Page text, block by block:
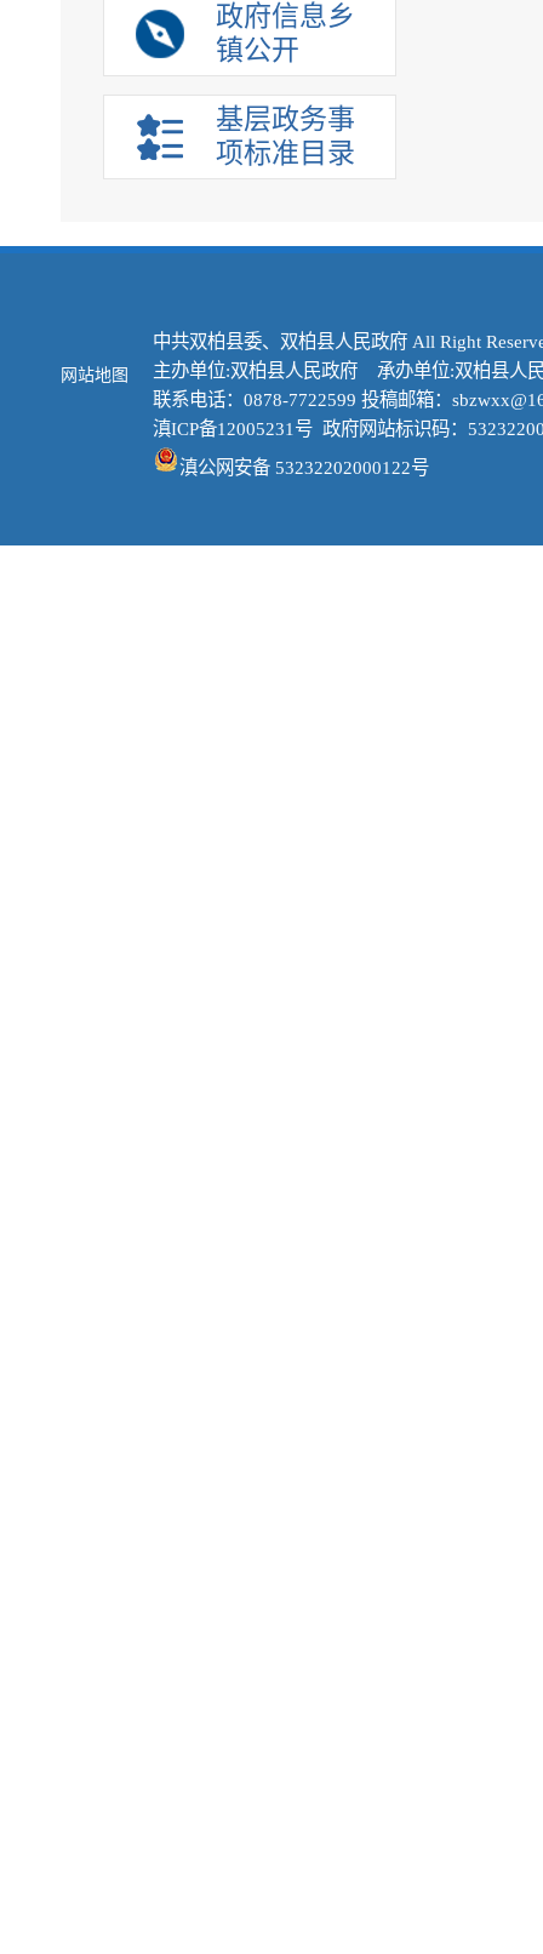
政府信息乡
镇公开
基层政务事
项标准目录
网站地图
中共双柏县委、双柏县人民政府 All Right
主办单位:双柏县人民政府 承办单位:双柏县人
联系电话：0878-7722599 投稿邮箱：
滇ICP备12005231号 政府网站标识码：
滇公网安备 53232202000122号